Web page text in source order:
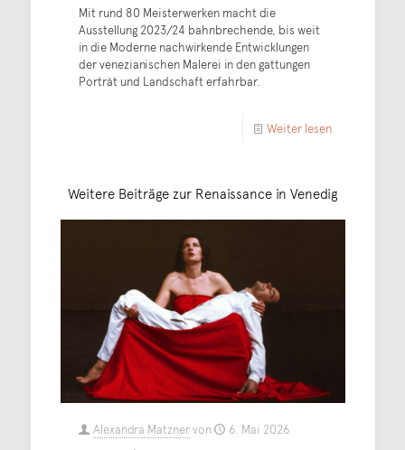
Mit rund 80 Meisterwerken macht die
Ausstellung 2023/24 bahnbrechende, bis weit
in die Moderne nachwirkende Entwicklungen
der venezianischen Malerei in den gattungen
Porträt und Landschaft erfahrbar.
Weiter lesen
Weitere Beiträge zur Renaissance in Venedig
Alexandra Matznervon 6. Mai 2026